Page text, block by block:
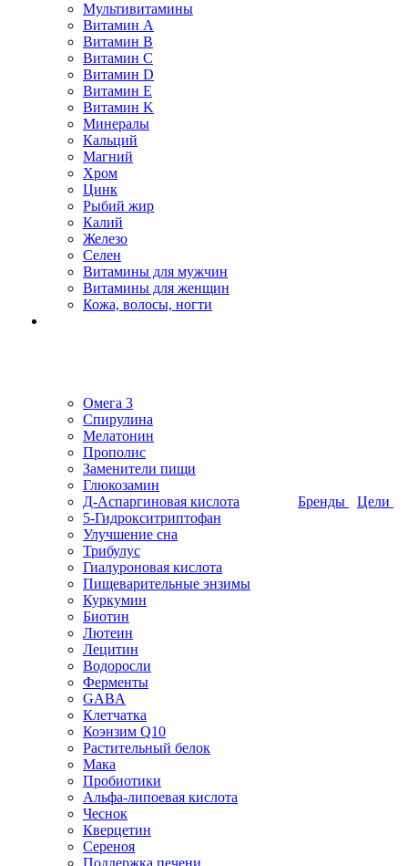
Мультивитамины
Витамин A
Витамин B
Витамин C
Витамин D
Витамин E
Витамин K
Минералы
Кальций
Магний
Хром
Цинк
Рыбий жир
Калий
Железо
Селен
Витамины для мужчин
Витамины для женщин
Кожа, волосы, ногти
Омега 3
Спирулина
Мелатонин
Прополис
Заменители пищи
Глюкозамин
Д-Аспаргиновая кислота
5-Гидрокситриптофан
Улучшение сна
Трибулус
Гиалуроновая кислота
Пищеварительные энзимы
Куркумин
Биотин
Лютеин
Лецитин
Водоросли
Ферменты
GABA
Клетчатка
Коэнзим Q10
Растительный белок
Мака
Пробиотики
Альфа-липоевая кислота
Чеснок
Кверцетин
Сереноя
Поддержка печени
Бренды Цели